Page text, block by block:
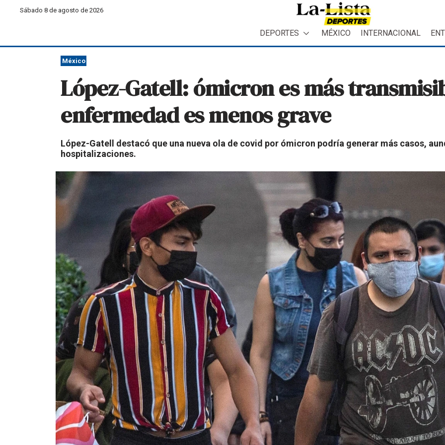
Sábado 8 de agosto de 2026
DEPORTES MÉXICO INTERNACIONAL
México
López-Gatell: ómicron es más
enfermedad es menos grave
López-Gatell destacó que una nueva ola de covid por ómicron podría generar más casos,
hospitalizaciones.